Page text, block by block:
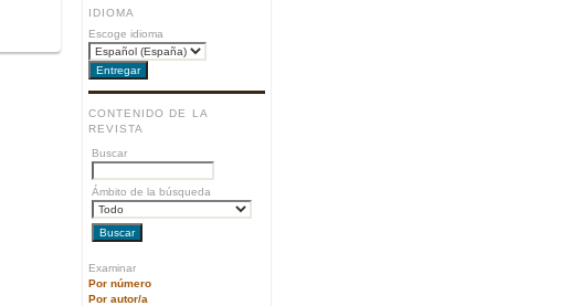
IDIOMA
Escoge idioma
CONTENIDO DE LA
REVISTA
Buscar
Ámbito de la búsqueda
Examinar
Por número
Por autor/a